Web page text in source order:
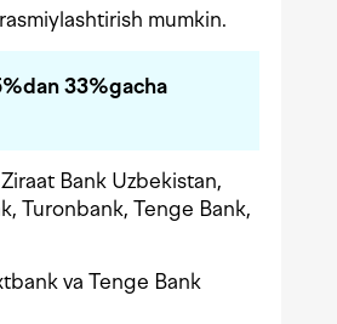
mumkin.
%dan 33%gacha
Bank Uzbekistan,
Turonbank, Tenge Bank,
va Tenge Bank